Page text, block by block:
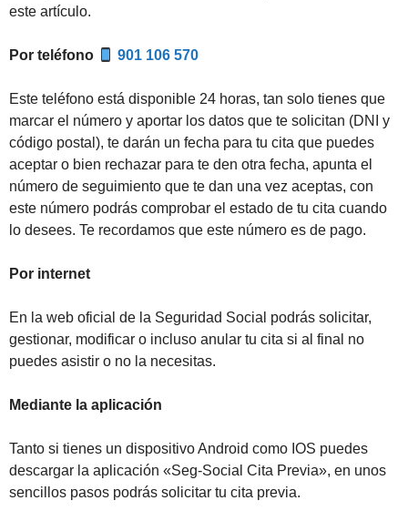
este artículo.
Por teléfono 901 106 570
Este teléfono está disponible 24 horas, tan solo tienes que
marcar el número y aportar los datos que te solicitan (DNI y
código postal), te darán un fecha para tu cita que puedes
aceptar o bien rechazar para te den otra fecha, apunta el
número de seguimiento que te dan una vez aceptas, con
este número podrás comprobar el estado de tu cita cuando
lo desees. Te recordamos que este número es de pago.
Por internet
En la web oficial de la Seguridad Social podrás solicitar,
gestionar, modificar o incluso anular tu cita si al final no
puedes asistir o no la necesitas.
Mediante la aplicación
Tanto si tienes un dispositivo Android como IOS puedes
descargar la aplicación «Seg-Social Cita Previa», en unos
sencillos pasos podrás solicitar tu cita previa.